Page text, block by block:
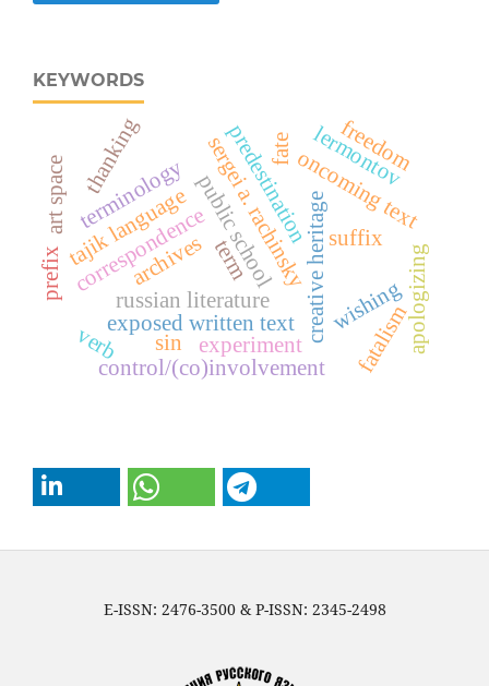
KEYWORDS
russian literature
sergei a. rachinsky
public school
correspondence creative heritage
archives
exposed written text
oncoming text
tajik language
terminology
term suffix
prefix
wishingapologizing
thanking lermontov
fatalism
predestination
experiment
fate
sin
freedom
control/(co)involvement
art space
verb
E-ISSN: 2476-3500 & P-ISSN: 2345-2498